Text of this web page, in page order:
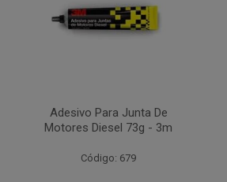
Adesivo Para Junta De
Motores Diesel 73g - 3m
Código: 679